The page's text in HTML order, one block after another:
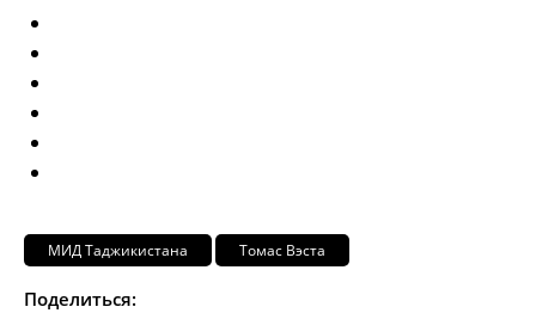
МИД Таджикистана Томас Вэста
Поделиться: